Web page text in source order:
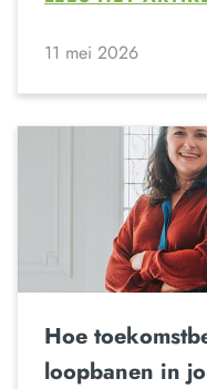
11 mei 2026
Hoe
loopbanen in